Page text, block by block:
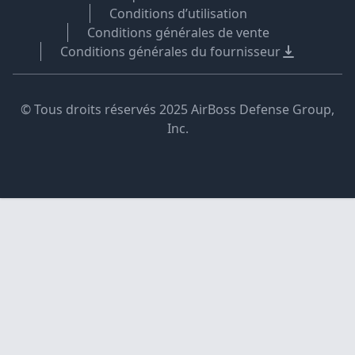
Conditions d’utilisation
Conditions générales de vente
Conditions générales du fournisseur
© Tous droits réservés 2025 AirBoss Defense Group,
Inc.